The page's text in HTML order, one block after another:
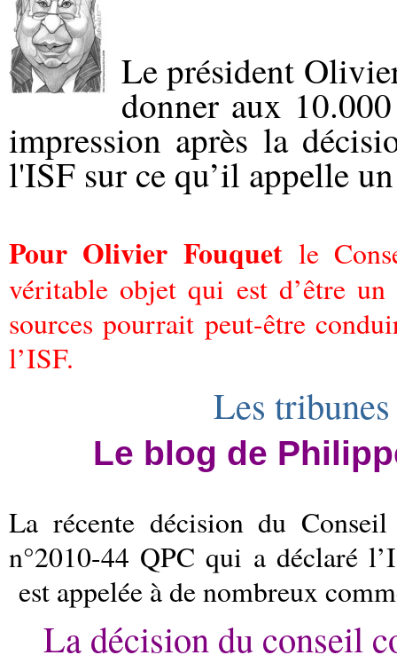
Le président
donner aux
impression après la
l'ISF sur ce qu’il appelle
Pour Olivier Fouquet le
véritable objet qui est d’être
sources pourrait peut-être
l’ISF.
Les
Le blog de
La récente décision du
n°2010-44 QPC qui a déclaré
est appelée à de nombreux
La décision du conseil